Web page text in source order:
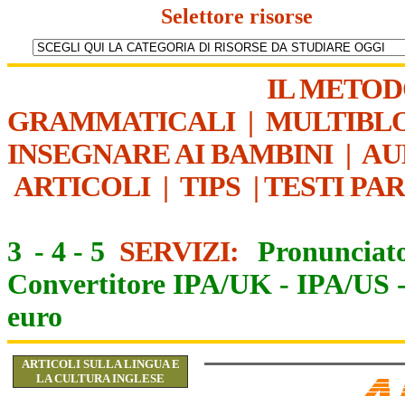
Selettore risorse
IL
GRAMMATICALI|
INSEGNARE AI BAMBINI|
ARTICOLI| TIPS | TESTI
3 - 4 - 5 SERVIZI:
Convertitore IPA/UK - IPA/US
euro
ARTICOLI SULLA LINGUA E
LA CULTURA INGLESE